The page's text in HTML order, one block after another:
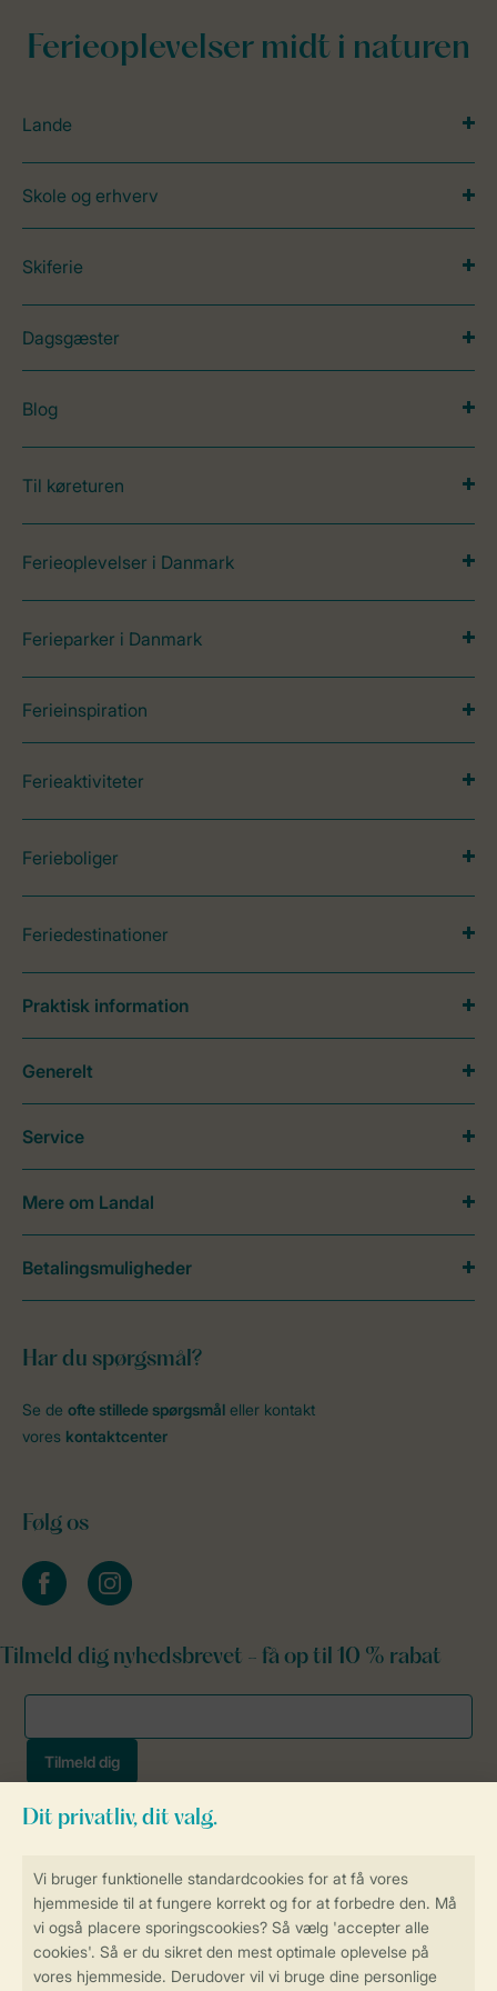
Sikker datahåndtering
Sikker betaling
Ferieoplevelser midt i naturen
Lande
Skole og erhverv
Skiferie
Dagsgæster
Blog
Til køreturen
Ferieoplevelser i Danmark
Ferieparker i Danmark
Ferieinspiration
Ferieaktiviteter
Ferieboliger
Feriedestinationer
Har du spørgsmål?
Se de ofte stillede spørgsmål eller kontakt
vores kontaktcenter
Følg os
facebookinstagram
Tilmeld dig nyhedsbrevet - få op til 10 % rabat
Praktisk information
Generelt
Service
Mere om Landal
Betalingsmuligheder